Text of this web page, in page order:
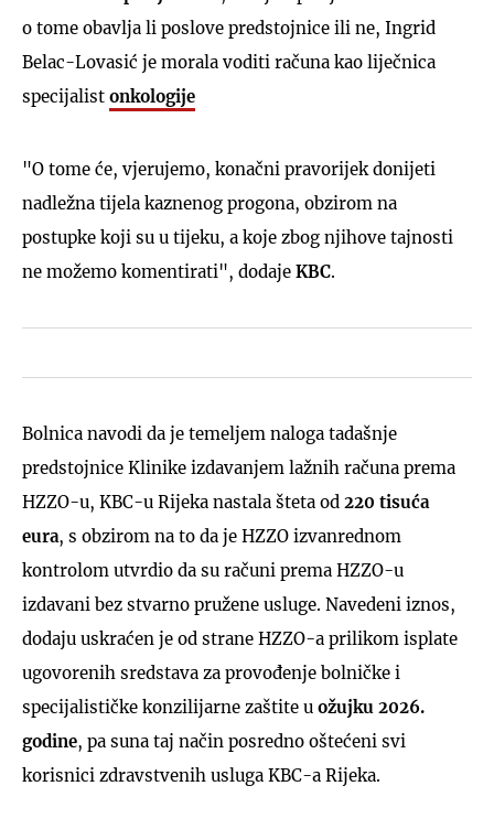
o tome obavlja li poslove predstojnice ili ne, Ingrid
Belac-Lovasić je morala voditi računa kao liječnica
specijalist onkologije
"O tome će, vjerujemo, konačni pravorijek donijeti
nadležna tijela kaznenog progona, obzirom na
postupke koji su u tijeku, a koje zbog njihove tajnosti
ne možemo komentirati", dodaje KBC.
Bolnica navodi da je temeljem naloga tadašnje
predstojnice Klinike izdavanjem lažnih računa prema
HZZO-u, KBC-u Rijeka nastala šteta od 220 tisuća
eura, s obzirom na to da je HZZO izvanrednom
kontrolom utvrdio da su računi prema HZZO-u
izdavani bez stvarno pružene usluge. Navedeni iznos,
dodaju uskraćen je od strane HZZO-a prilikom isplate
ugovorenih sredstava za provođenje bolničke i
specijalističke konzilijarne zaštite u ožujku 2026.
godine, pa suna taj način posredno oštećeni svi
korisnici zdravstvenih usluga KBC-a Rijeka.